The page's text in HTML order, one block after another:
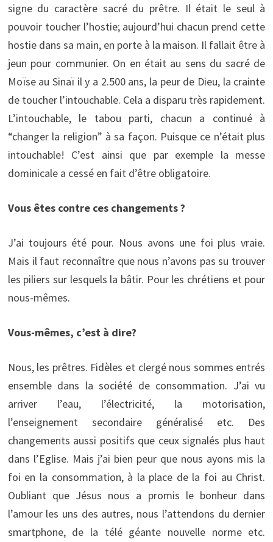
signe du caractère sacré du prêtre. Il était le seul à
pouvoir toucher l’hostie; aujourd’hui chacun prend cette
hostie dans sa main, en porte à la maison. Il fallait être à
jeun pour communier. On en était au sens du sacré de
Moïse au Sinaï il y a 2.500 ans, la peur de Dieu, la crainte
de toucher l’intouchable. Cela a disparu très rapidement.
L’intouchable, le tabou parti, chacun a continué à
“changer la religion” à sa façon. Puisque ce n’était plus
intouchable! C’est ainsi que par exemple la messe
dominicale a cessé en fait d’être obligatoire.
Vous êtes contre ces changements ?
J’ai toujours été pour. Nous avons une foi plus vraie.
Mais il faut reconnaître que nous n’avons pas su trouver
les piliers sur lesquels la bâtir. Pour les chrétiens et pour
nous-mêmes.
Vous-mêmes, c’est à dire?
Nous, les prêtres. Fidèles et clergé nous sommes entrés
ensemble dans la société de consommation. J’ai vu
arriver l’eau, l’électricité, la motorisation,
l’enseignement secondaire généralisé etc. Des
changements aussi positifs que ceux signalés plus haut
dans l’Eglise. Mais j’ai bien peur que nous ayons mis la
foi en la consommation, à la place de la foi au Christ.
Oubliant que Jésus nous a promis le bonheur dans
l’amour les uns des autres, nous l’attendons du dernier
smartphone, de la télé géante nouvelle norme etc.